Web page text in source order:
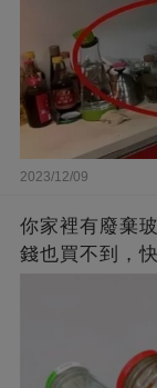
2023/12/09
你家裡有廢棄
錢也買不到，